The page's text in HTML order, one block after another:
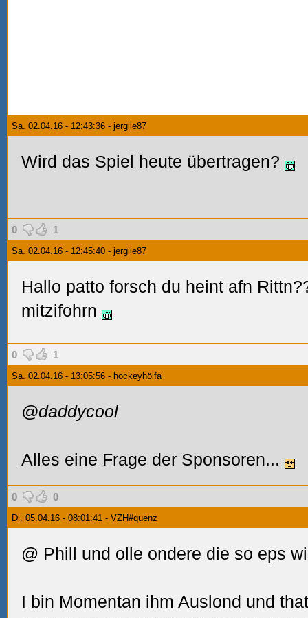
Sa. 02.04.16 - 12:43:36 - jergile87
Wird das Spiel heute übertragen?
0 1
Sa. 02.04.16 - 12:45:40 - jergile87
Hallo patto forsch du heint afn
mitzifohrn
0 1
Sa. 02.04.16 - 13:05:56 - hockeyhöifa
@daddycool
Alles eine Frage der Sponsoren...
0 0
Di. 05.04.16 - 08:01:41 - VZH#quenz
@ Phill und olle ondere die so eps
I bin Momentan ihm Auslond und